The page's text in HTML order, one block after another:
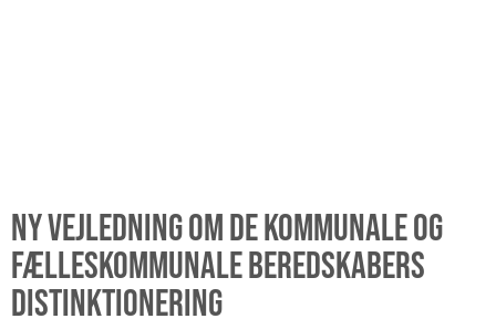
NY VEJLEDNING OM DE KOMMUNALE OG
FÆLLESKOMMUNALE BEREDSKABERS
DISTINKTIONERING